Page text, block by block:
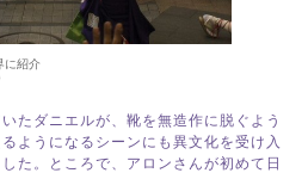
に紹介
たダニエルが、靴を無造作に脱ぐよう
ようになるシーンにも異文化を受け入
た。ところで、アロンさんが初めて日